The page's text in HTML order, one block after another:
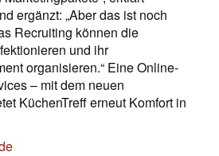
ergänzt: „Aber das ist noch
Recruiting können die
und ihr
organisieren.“ Eine Online-
– mit dem neuen
KüchenTreff erneut Komfort in